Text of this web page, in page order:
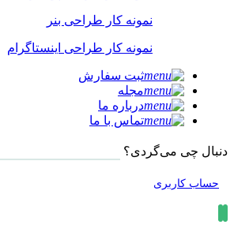
نمونه کار طراحی بنر
نمونه کار طراحی اینستاگرام
ثبت سفارش
مجله
درباره ما
تماس با ما
دنبال چی می‌گردی؟
حساب کاربری